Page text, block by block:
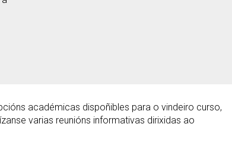
académicas dispoñibles para o vindeiro curso,
varias reunións informativas dirixidas ao